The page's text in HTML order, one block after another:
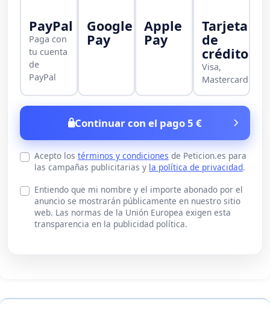
PayPal
Paga con
tu cuenta
de
PayPal
Google
Pay
Apple
Pay
Tarjeta
de
crédito
Visa,
Mastercard
Continuar con el pago 5 €
Acepto los términos y condiciones de Peticion.es para
las campañas publicitarias y la política de privacidad.
Entiendo que mi nombre y el importe abonado por el
anuncio se mostrarán públicamente en nuestro sitio
web. Las normas de la Unión Europea exigen esta
transparencia en la publicidad política.